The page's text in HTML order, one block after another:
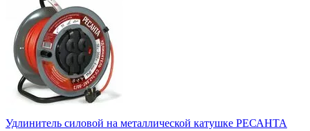
Удлинитель силовой на металлической катушке РЕСАНТА